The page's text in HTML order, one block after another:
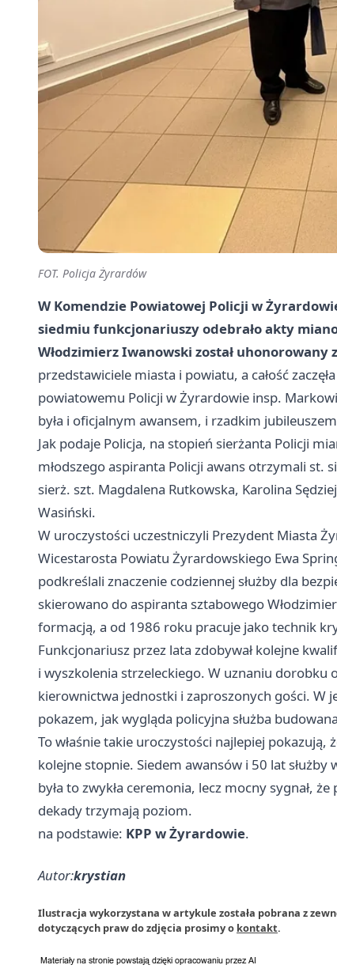
FOT. Policja Żyrardów
W Komendzie Powiatowej Policji w
siedmiu funkcjonariuszy odebrało akty
Włodzimierz Iwanowski został uhonorowany
przedstawiciele miasta i powiatu, a całość
powiatowemu Policji w Żyrardowie insp.
była i oficjalnym awansem, i rzadkim
Jak podaje Policja, na stopień sierżanta Policji
młodszego aspiranta Policji awans otrzymali st.
sierż. szt. Magdalena Rutkowska, Karolina
Wasiński.
W uroczystości uczestniczyli Prezydent Miasta
Wicestarosta Powiatu Żyrardowskiego Ewa
podkreślali znaczenie codziennej służby dla
skierowano do aspiranta sztabowego
formacją, a od 1986 roku pracuje jako technik
Funkcjonariusz przez lata zdobywał kolejne
i wyszkolenia strzeleckiego. W uznaniu dorobku
kierownictwa jednostki i zaproszonych gości. W
pokazem, jak wygląda policyjna służba
To właśnie takie uroczystości najlepiej
kolejne stopnie. Siedem awansów i 50 lat
była to zwykła ceremonia, lecz mocny sygnał,
dekady trzymają poziom.
na podstawie: KPP w Żyrardowie.
Autor:krystian
Ilustracja wykorzystana w artykule została pobrana z
dotyczących praw do zdjęcia prosimy o kontakt.